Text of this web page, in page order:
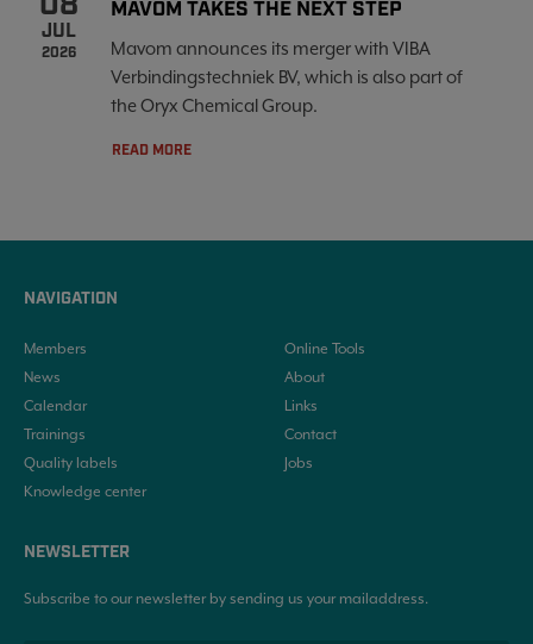
JUL
2026
MAVOM TAKES THE NEXT STEP
Mavom announces its merger with VIBA
Verbindingstechniek BV, which is also part of
the Oryx Chemical Group.
READ MORE
NAVIGATION
Members
News
Calendar
Trainings
Quality labels
Knowledge center
Online Tools
About
Links
Contact
Jobs
NEWSLETTER
Subscribe to our newsletter by sending us your mailaddress.